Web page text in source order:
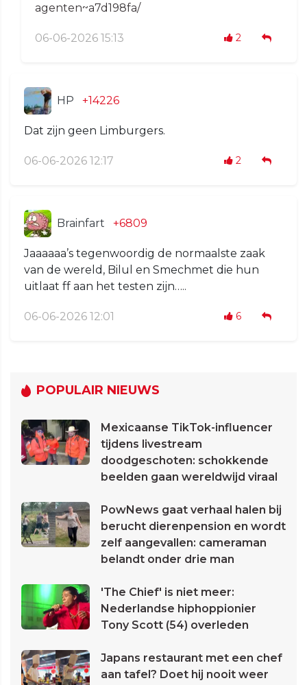
agenten~a7d198fa/
06-06-2026 15:13 2
HP +14226
Dat zijn geen Limburgers.
06-06-2026 12:17 2
Brainfart +6809
Jaaaaaa’s tegenwoordig de normaalste zaak
van de wereld, Bilul en Smechmet die hun
uitlaat ff aan het testen zijn…..
06-06-2026 12:01 6
POPULAIR NIEUWS
Mexicaanse TikTok-influencer
tijdens livestream
doodgeschoten: schokkende
beelden gaan wereldwijd viraal
PowNews gaat verhaal halen bij
berucht dierenpension en wordt
zelf aangevallen: cameraman
belandt onder drie man
'The Chief' is niet meer:
Nederlandse hiphoppionier
Tony Scott (54) overleden
Japans restaurant met een chef
aan tafel? Doet hij nooit weer